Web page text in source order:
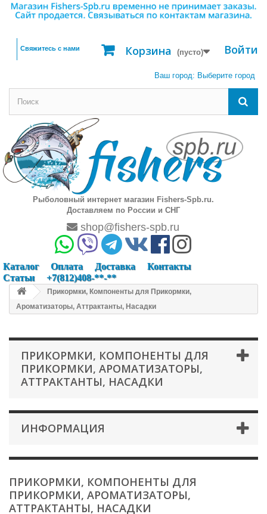
Войти
Корзина (пусто)
Свяжитесь с нами
Ваш город: Выберите город
Рыболовный интернет магазин Fishers-Spb.ru.
Доставляем по России и СНГ
shop@fishers-spb.ru
Каталог Оплата Доставка
Контакты
Статьи
+7(812)408-**-**
Прикормки, Компоненты для Прикормки,
Ароматизаторы, Аттрактанты, Насадки
ПРИКОРМКИ, КОМПОНЕНТЫ ДЛЯ
ПРИКОРМКИ, АРОМАТИЗАТОРЫ,
АТТРАКТАНТЫ, НАСАДКИ
ИНФОРМАЦИЯ
ПРИКОРМКИ, КОМПОНЕНТЫ ДЛЯ
ПРИКОРМКИ, АРОМАТИЗАТОРЫ,
АТТРАКТАНТЫ, НАСАДКИ